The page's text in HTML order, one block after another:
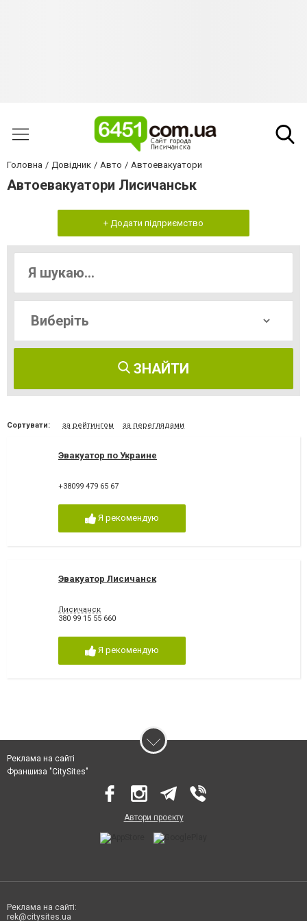
Головна Довідник Авто Автоевакуатори
Автоевакуатори Лисичанськ
+ Додати підприємство
ЗНАЙТИ
Сортувати: за рейтингом за переглядами
Эвакуатор по Украине
+38099 479 65 67
Я рекомендую
Эвакуатор Лисичанск
Лисичанск
380 99 15 55 660
Я рекомендую
Реклама на сайті
Франшиза "CitySites"
Автори проєкту
Реклама на сайті:
rek@citysites.ua